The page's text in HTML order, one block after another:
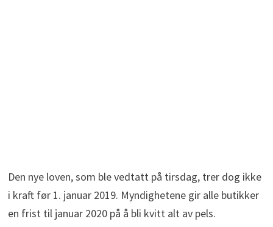
Den nye loven, som ble vedtatt på tirsdag, trer dog ikke
i kraft før 1. januar 2019. Myndighetene gir alle butikker
en frist til januar 2020 på å bli kvitt alt av pels.